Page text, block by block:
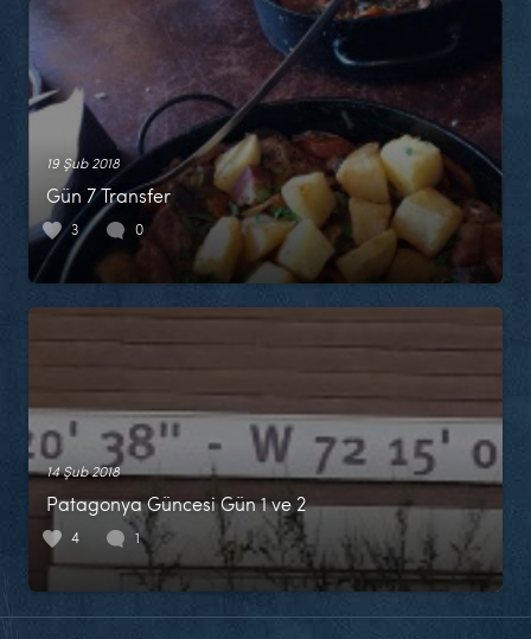
19 Şub 2018
Gün 7 Transfer
3 0
14 Şub 2018
Patagonya Güncesi Gün 1 ve 2
4 1